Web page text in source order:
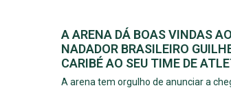
A ARENA DÁ BOAS VINDAS AO
NADADOR BRASILEIRO
CARIBÉ AO SEU TIME DE
A arena tem orgulho de anunciar a